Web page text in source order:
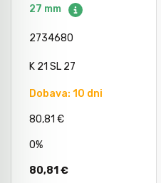
27 mm
2734680
K 21 SL 27
Dobava: 10 dni
80,81 €
0%
80,81 €